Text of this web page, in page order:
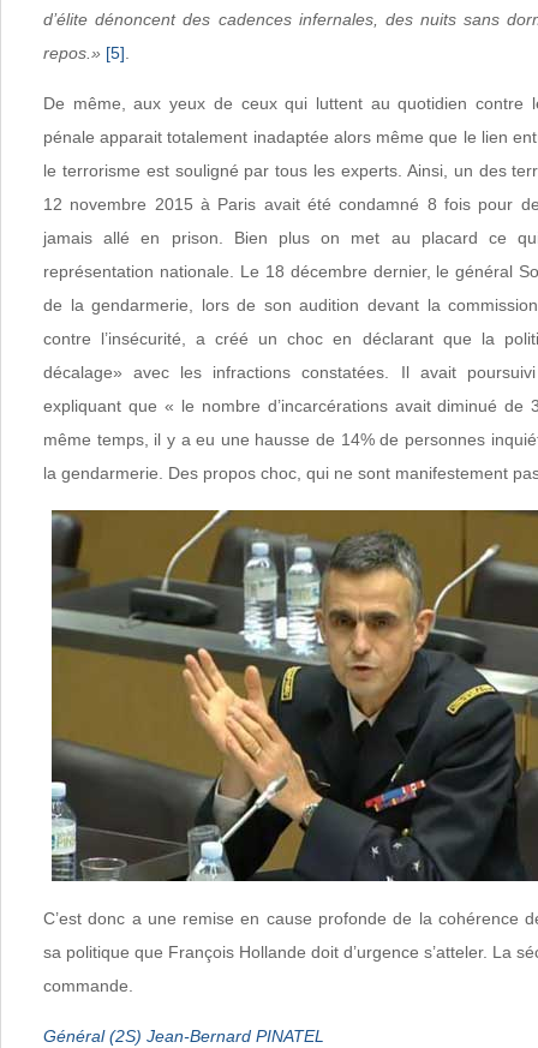
d’élite dénoncent des cadences infernales, des nuits sans
repos.» [5]
De même, aux yeux de ceux qui luttent au quotidien contre
pénale apparait totalement inadaptée alors même que le lien
le terrorisme est souligné par tous les experts. Ainsi, un des
12 novembre 2015 à Paris avait été condamné 8 fois pour
jamais allé en prison. Bien plus on met au placard ce
représentation nationale. Le 18 décembre dernier, le général
de la gendarmerie, lors de son audition devant la
contre l’insécurité, a créé un choc en déclarant que la
décalage» avec les infractions constatées. Il avait
expliquant que « le nombre d’incarcérations avait diminué de
même temps, il y a eu une hausse de 14% de personnes
la gendarmerie. Des propos choc, qui ne sont manifestement
C’est donc a une remise en cause profonde de la cohérence
sa politique que François Hollande doit d’urgence s’atteler. La
commande.
Général (2S) Jean-Bernard PINATEL